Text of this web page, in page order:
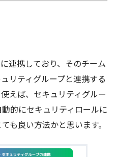
連携しており、そのチーム
リティグループと連携する
えば、セキュリティグルー
的にセキュリティロールに
も良い方法かと思います。